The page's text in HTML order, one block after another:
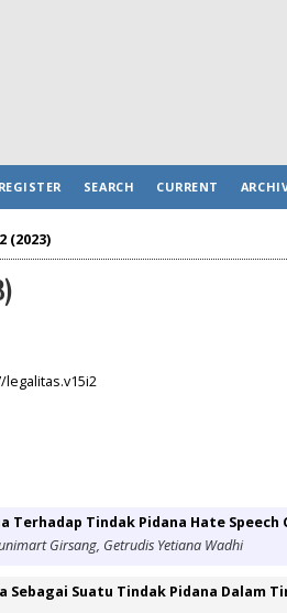
REGISTER SEARCH CURRENT
(2023)
Terhadap Tindak Pidana Hate
Girsang, Getrudis Yetiana Wadhi
Suatu Tindak Pidana Dalam